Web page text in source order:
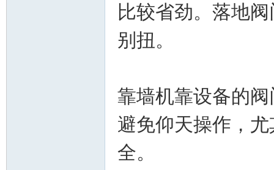
比较省劲。落地
别扭。
靠墙机靠设备的
避免仰天操作，
全。